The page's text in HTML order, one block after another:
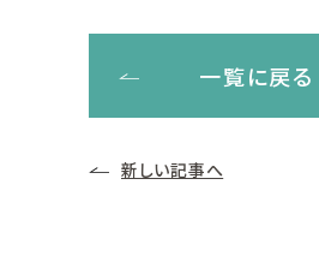
一覧に戻る
新しい記事へ